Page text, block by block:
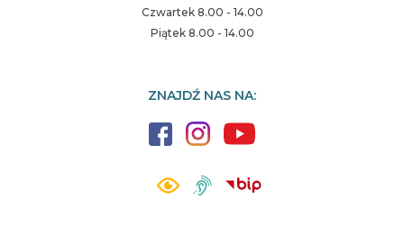
Czwartek 8.00 - 14.00
Piątek 8.00 - 14.00
ZNAJDŹ NAS NA: